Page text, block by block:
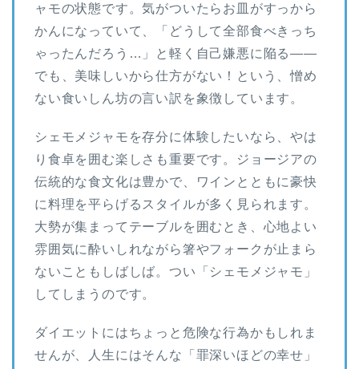
ャモの状態です。気がついたらお皿がすっから
かんになっていて、「どうして全部食べきっち
ゃったんだろう…」と軽く自己嫌悪に陥る――
でも、美味しいから仕方がない！という、憎め
ない食いしん坊の言い訳を象徴しています。
シェモメジャモを存分に体験したいなら、やは
り食卓を囲む楽しさも重要です。ジョージアの
伝統的な食文化は豊かで、ワインとともに豪快
に料理を平らげるスタイルが多く見られます。
大勢が集まってテーブルを囲むとき、心地よい
雰囲気に酔いしれながら箸やフォークが止まら
ないこともしばしば。つい「シェモメジャモ」
してしまうのです。
ダイエットにはちょっと危険な行為かもしれま
せんが、人生にはそんな「罪深いほどの幸せ」